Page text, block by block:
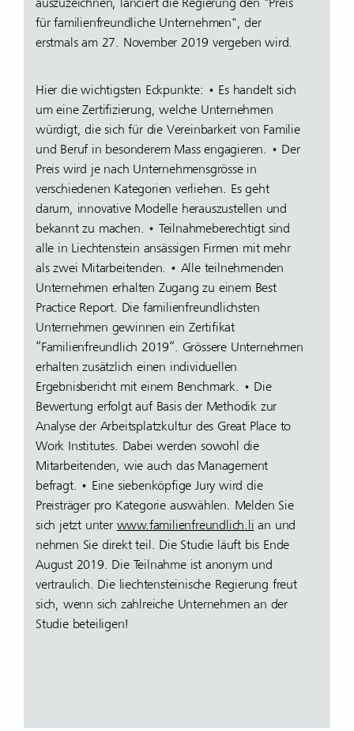
auszuzeichnen, lanciert die Regierung den "Preis
für familienfreundliche Unternehmen", der
erstmals am 27. November 2019 vergeben wird.
Hier die wichtigsten Eckpunkte: • Es handelt sich
um eine Zertifizierung, welche Unternehmen
würdigt, die sich für die Vereinbarkeit von Familie
und Beruf in besonderem Mass engagieren. • Der
Preis wird je nach Unternehmensgrösse in
verschiedenen Kategorien verliehen. Es geht
darum, innovative Modelle herauszustellen und
bekannt zu machen. • Teilnahmeberechtigt sind
alle in Liechtenstein ansässigen Firmen mit mehr
als zwei Mitarbeitenden. • Alle teilnehmenden
Unternehmen erhalten Zugang zu einem Best
Practice Report. Die familienfreundlichsten
Unternehmen gewinnen ein Zertifikat
“Familienfreundlich 2019“. Grössere Unternehmen
erhalten zusätzlich einen individuellen
Ergebnisbericht mit einem Benchmark. • Die
Bewertung erfolgt auf Basis der Methodik zur
Analyse der Arbeitsplatzkultur des Great Place to
Work Institutes. Dabei werden sowohl die
Mitarbeitenden, wie auch das Management
befragt. • Eine siebenköpfige Jury wird die
Preisträger pro Kategorie auswählen. Melden Sie
sich jetzt unter www.familienfreundlich.li an und
nehmen Sie direkt teil. Die Studie läuft bis Ende
August 2019. Die Teilnahme ist anonym und
vertraulich. Die liechtensteinische Regierung freut
sich, wenn sich zahlreiche Unternehmen an der
Studie beteiligen!